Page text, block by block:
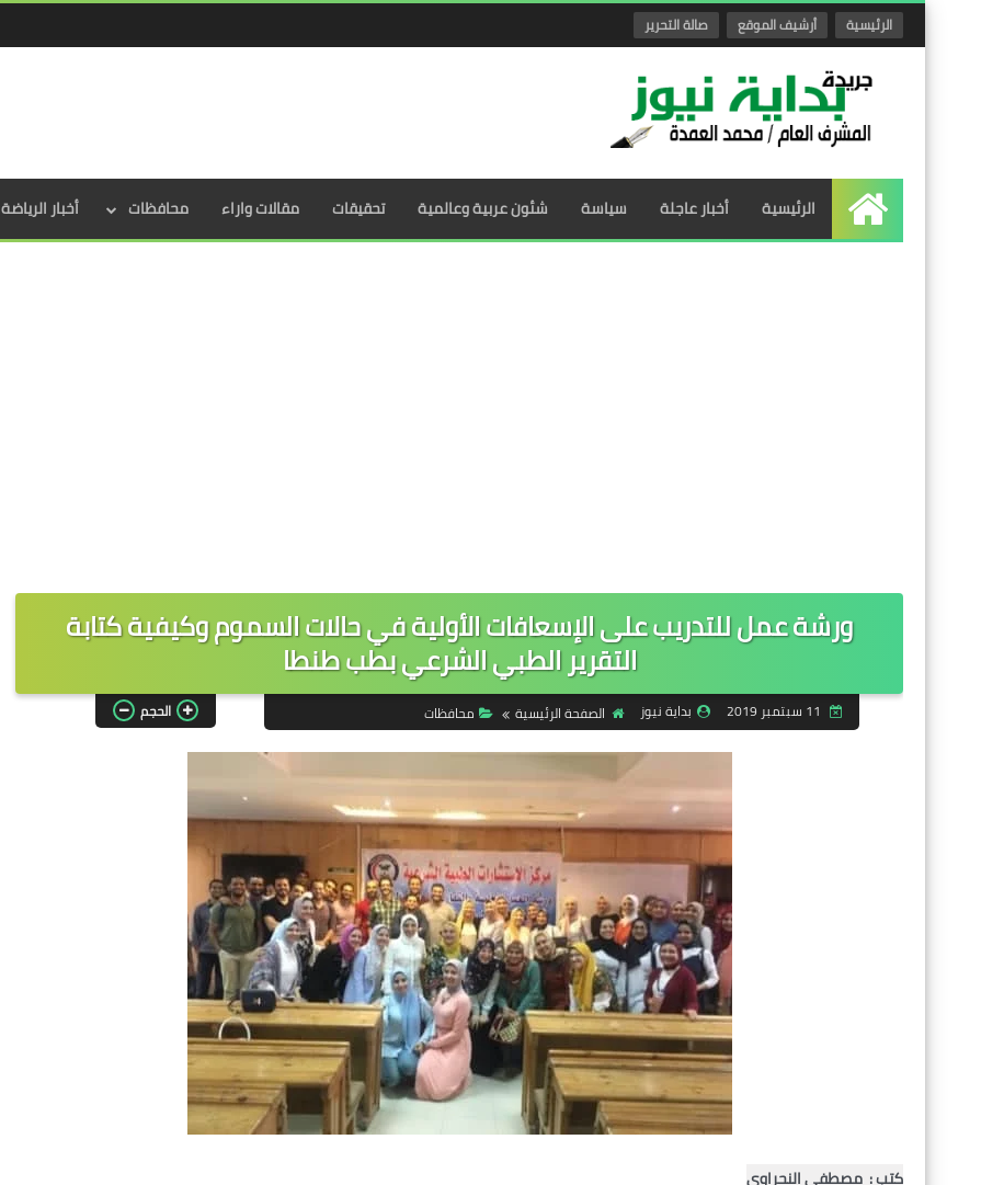
الرئيسية أرشيف الموقع صالة التحرير
الرئيسية
الرئيسية أخبار عاجلة سياسة شئون عربية وعالمية تحقيقات مقالات واراء محافظات أخبار الرياضة
ورشة عمل للتدريب على الإسعافات الأولية في حالات السموم وكيفية كتابة
التقرير الطبي الشرعي بطب طنطا
بداية نيوز الصفحة الرئيسية محافظات الحجم